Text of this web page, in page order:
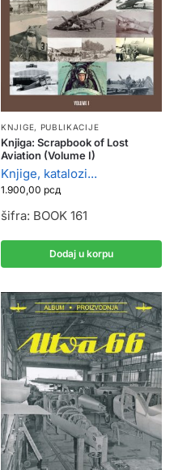
KNJIGE, PUBLIKACIJE
Knjiga: Scrapbook of Lost
Aviation (Volume I)
Knjige, katalozi...
1.900,00 рсд
šifra: BOOK 161
Dodaj u korpu